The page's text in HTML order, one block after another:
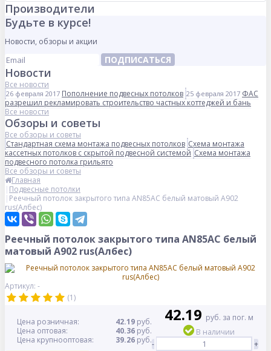
Производители
Будьте в курсе!
Новости, обзоры и акции
ПОДПИСАТЬСЯ
Новости
Все новости
26 февраля 2017 Пополнение подвесных потолков 25 февраля 2017 ФАС
разрешил рекламировать строительство частных коттеджей и бань
Все новости
Обзоры и советы
Все обзоры и советы
Стандартная схема монтажа подвесных потолков Схема монтажа
кассетных потолков с скрытой подвесной системой Схема монтажа
подвесного потолка грильято
Все обзоры и советы
Главная
Подвесные потолки
Реечный потолок закрытого типа AN85AС белый матовый А902
rus(Албес)
Реечный потолок закрытого типа AN85AС белый
матовый А902 rus(Албес)
Артикул: -
(1)
Цена розничная: 42.19 руб.
Цена оптовая:
40.36 руб.
Цена крупнооптовая:
39.26 руб.
42.19 руб. за пог. м
В наличии
-
+